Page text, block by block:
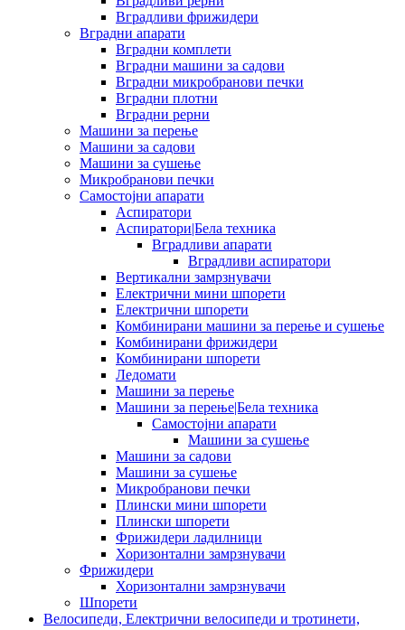
Вградливи фрижидери
Вградни апарати
Вградни комплети
Вградни машини за садови
Вградни микробранови печки
Вградни плотни
Вградни рерни
Машини за перење
Машини за садови
Машини за сушење
Микробранови печки
Самостојни апарати
Аспиратори
Аспиратори|Бела техника
Вградливи апарати
Вградливи аспиратори
Вертикални замрзнувачи
Електрични мини шпорети
Електрични шпорети
Комбинирани машини за перење и сушење
Комбинирани фрижидери
Комбинирани шпорети
Ледомати
Машини за перење
Машини за перење|Бела техника
Самостојни апарати
Машини за сушење
Машини за садови
Машини за сушење
Микробранови печки
Плински мини шпорети
Плински шпорети
Фрижидери ладилници
Хоризонтални замрзнувачи
Фрижидери
Хоризонтални замрзнувачи
Шпорети
Велосипеди, Електрични велосипеди и тротинети,